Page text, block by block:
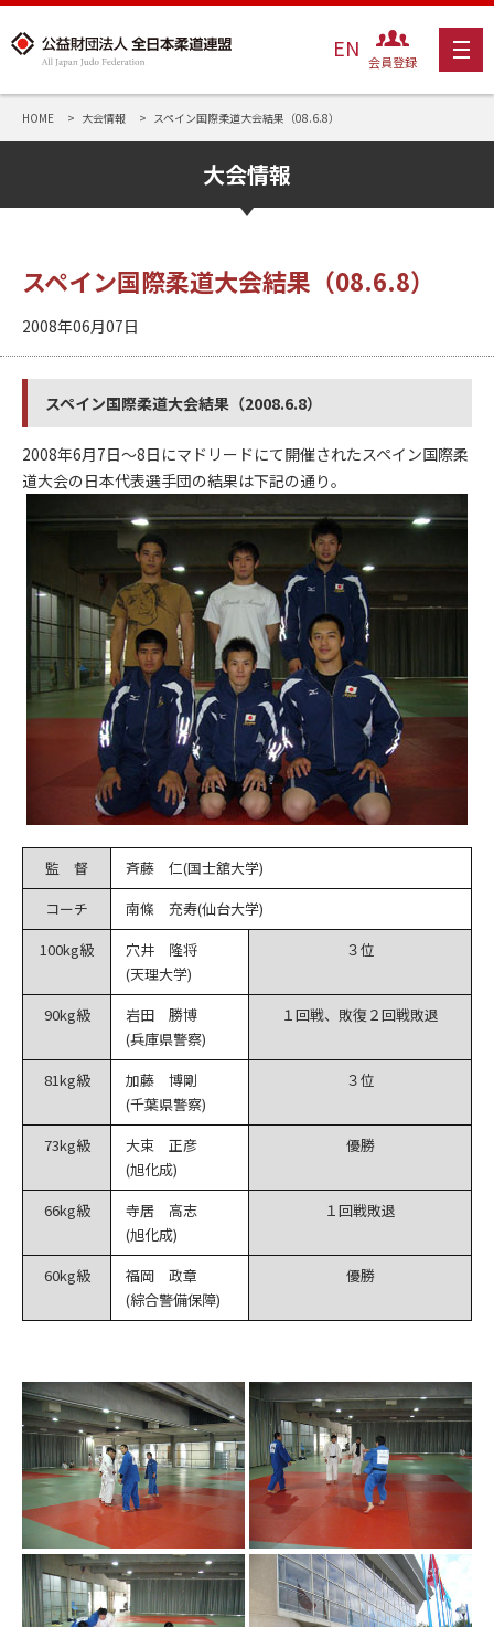
EN 会員登録
HOME 大会情報 スペイン国際柔道大会結果（08.6.8）
大会情報
スペイン国際柔道大会結果（08.6.8）
2008年06月07日
スペイン国際柔道大会結果（2008.6.8）
2008年6月7日～8日にマドリードにて開催されたスペイン国際柔
道大会の日本代表選手団の結果は下記の通り。
監 督
斉藤 仁(国士舘大学)
コーチ
南條 充寿(仙台大学)
100kg級
穴井 隆将
(天理大学)
３位
90kg級
岩田 勝博
(兵庫県警察)
１回戦、敗復２回戦敗退
81kg級
加藤 博剛
(千葉県警察)
３位
73kg級
大束 正彦
(旭化成)
優勝
66kg級
寺居 高志
(旭化成)
１回戦敗退
60kg級
福岡 政章
(綜合警備保障)
優勝